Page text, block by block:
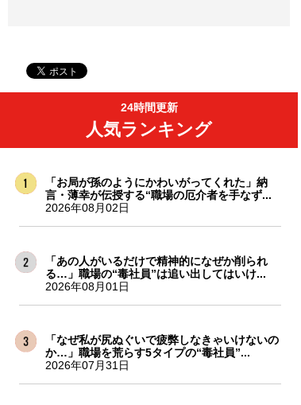
24時間更新
人気ランキング
「お局が孫のようにかわいがってくれた」納
言・薄幸が伝授する“職場の厄介者を手なず...
2026年08月02日
「あの人がいるだけで精神的になぜか削られ
る…」職場の“毒社員”は追い出してはいけ...
2026年08月01日
「なぜ私が尻ぬぐいで疲弊しなきゃいけないの
か…」職場を荒らす5タイプの“毒社員”...
2026年07月31日